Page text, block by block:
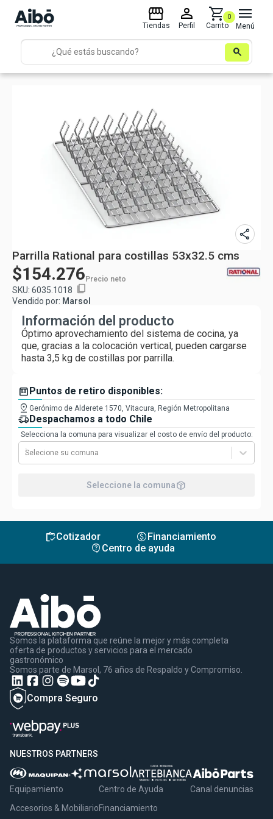
search
storefront
Tiendas
person
Perfil
shopping_cart
Carrito
0 menu
Menú
share
Parrilla Rational para costillas 53x32.5 cms
$154.276 Precio neto
SKU: 6035.1018 content_copy
Vendido por: Marsol
Información del producto
Óptimo aprovechamiento del sistema de cocina, ya
que, gracias a la colocación vertical, pueden cargarse
hasta 3,5 kg de costillas por parrilla.
boxPuntos de retiro disponibles:
pin_drop Gerónimo de Alderete 1570, Vitacura, Región Metropolitana
delivery_truck_speedDespachamos a todo Chile
Selecciona la comuna para visualizar el costo de envío del producto:
Selecione su comuna
Seleccione la comunapackage_2
inventoryCotizador monetization_onFinanciamiento
contact_support Centro de ayuda
Somos la plataforma que reúne la mejor y más completa
oferta de productos y servicios para el mercado
gastronómico
Somos parte de Marsol, 76 años de Respaldo y Compromiso.
Compra Seguro
NUESTROS PARTNERS
Equipamiento
Accesorios & Mobiliario
Centro de Ayuda
Financiamiento
Canal denuncias